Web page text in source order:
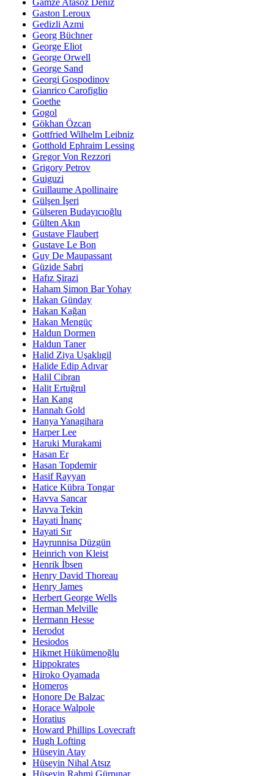
Gamze Atasöz Deniz
Gaston Leroux
Gedizli Azmi
Georg Büchner
George Eliot
George Orwell
George Sand
Georgi Gospodinov
Gianrico Carofiglio
Goethe
Gogol
Gökhan Özcan
Gottfried Wilhelm Leibniz
Gotthold Ephraim Lessing
Gregor Von Rezzori
Grigory Petrov
Guiguzi
Guillaume Apollinaire
Gülşen İşeri
Gülseren Budayıcıoğlu
Gülten Akın
Gustave Flaubert
Gustave Le Bon
Guy De Maupassant
Güzide Sabri
Hafız Şirazi
Haham Şimon Bar Yohay
Hakan Günday
Hakan Kağan
Hakan Mengüç
Haldun Dormen
Haldun Taner
Halid Ziya Uşaklıgil
Halide Edip Adıvar
Halil Cibran
Halit Ertuğrul
Han Kang
Hannah Gold
Hanya Yanagihara
Harper Lee
Haruki Murakami
Hasan Er
Hasan Topdemir
Hasif Rayyan
Hatice Kübra Tongar
Havva Sancar
Havva Tekin
Hayati İnanç
Hayati Sır
Hayrunnisa Düzgün
Heinrich von Kleist
Henrik İbsen
Henry David Thoreau
Henry James
Herbert George Wells
Herman Melville
Hermann Hesse
Herodot
Hesiodos
Hikmet Hükümenoğlu
Hippokrates
Hiroko Oyamada
Homeros
Honore De Balzac
Horace Walpole
Horatius
Howard Phillips Lovecraft
Hugh Lofting
Hüseyin Atay
Hüseyin Nihal Atsız